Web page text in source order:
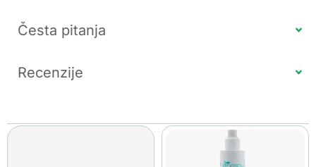
Česta pitanja
Recenzije